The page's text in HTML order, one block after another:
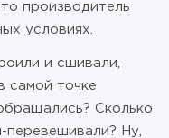
производитель
условиях.
и сшивали,
самой точке
Сколько
Ну,